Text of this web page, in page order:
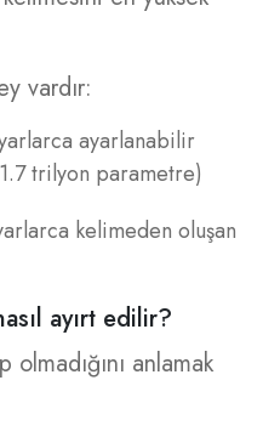
vardır:
ayarlanabilir
trilyon parametre)
kelimeden oluşan
ayırt edilir?
olmadığını anlamak